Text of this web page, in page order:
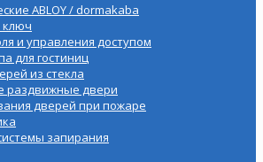
ABLOY / dormakaba
ключ
и управления доступом
для гостиниц
из стекла
раздвижные двери
дверей при пожаре
запирания